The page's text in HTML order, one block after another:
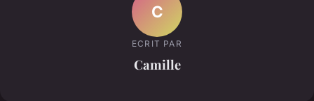
C
ECRIT PAR
Camille